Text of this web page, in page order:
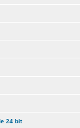
24 bit